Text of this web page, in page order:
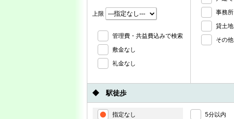
上限
管理費・共益費込みで検索
敷金なし
礼金なし
事務所
貸土地
その他
◆ 駅徒歩
指定なし 5分以内